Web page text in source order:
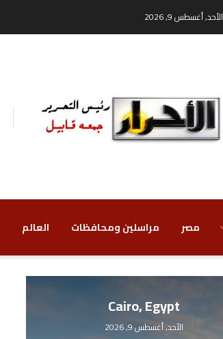
الأحد, أغسطس 9, 2026
مصر ‏مراسلين ومحافظات ‏العالم
Cairo, Egypt
الأحد, أغسطس 9, 2026